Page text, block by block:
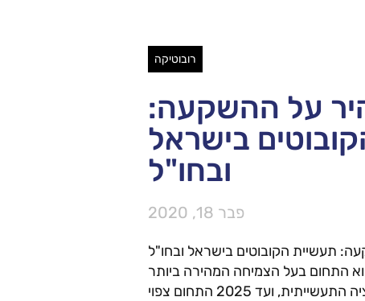
רובוטיקה
על ההשקעה:
בישראל
ובחו"ל
פבר 18, 2020
תעשיית הקובוטים בישראל ובחו"ל
התחום בעל הצמיחה המהירה ביותר
בקטגוריית האוטומציה התעשייתית, ועד 2025 התחום צפוי